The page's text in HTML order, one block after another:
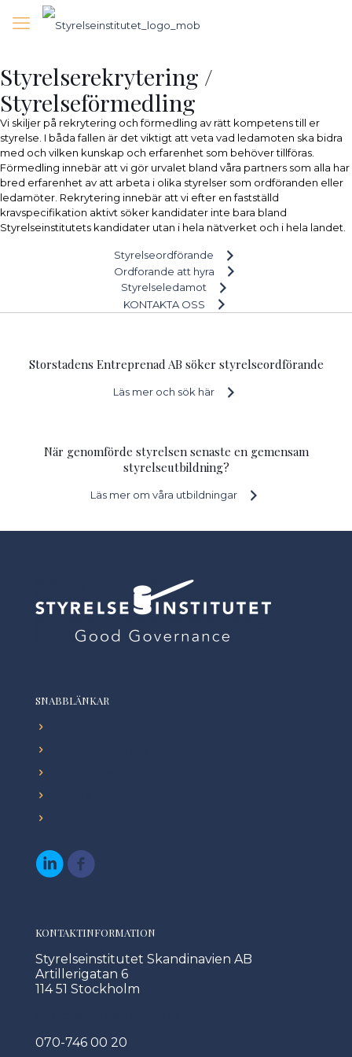
Styrelserekrytering /
Styrelseförmedling
Vi skiljer på rekrytering och förmedling av rätt kompetens till er
styrelse. I båda fallen är det viktigt att veta vad ledamoten ska bidra
med och vilken kunskap och erfarenhet som behöver tillföras.
Förmedling innebär att vi gör urvalet bland våra partners som alla har
bred erfarenhet av att arbeta i olika styrelser som ordföranden eller
ledamöter. Rekrytering innebär att vi efter en fastställd
kravspecifikation aktivt söker kandidater inte bara bland
Styrelseinstitutets kandidater utan i hela nätverket och i hela landet.
Styrelseordförande
Ordforande att hyra
Styrelseledamot
KONTAKTA OSS
Storstadens Entreprenad AB söker styrelseordförande
Läs mer och sök här
När genomförde styrelsen senaste en gemensam
styrelseutbildning?
Läs mer om våra utbildningar
SNABBLÄNKAR
KONTAKTINFORMATION
Styrelseinstitutet Skandinavien AB
Artillerigatan 6
114 51 Stockholm
070-746 00 20